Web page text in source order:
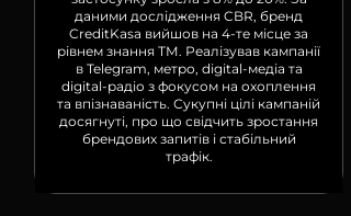
даними дослідження CBR, бренд
CreditKasa вийшов на 4-те місце за
рівнем знання ТМ. Реалізував кампанії
в Telegram, метро, digital-медіа та
digital-радіо з фокусом на охоплення
та впізнаваність. Сукупні цілі кампаній
досягнуті, про що свідчить зростання
брендових запитів і стабільний
трафік.